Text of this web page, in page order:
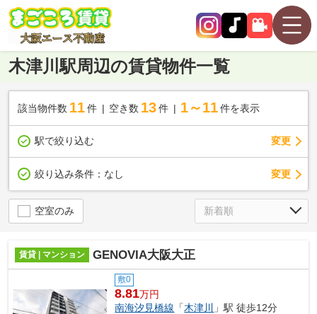
木津川駅周辺の賃貸物件一覧
該当物件数 11件 空き数 13 件 1～11 件を表示
駅で絞り込む 変更
絞り込み条件： なし 変更
空室のみ
賃貸 | マンション GENOVIA大阪大正
敷0
8.81万円
南海汐見橋線 「木津川 」駅 徒歩12分